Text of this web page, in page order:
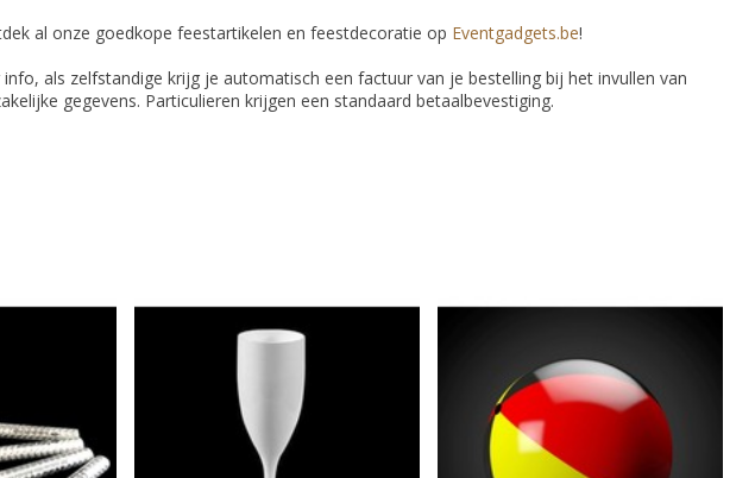
al onze goedkope feestartikelen en feestdecoratie op Eventgadgets.be!
info, als zelfstandige krijg je automatisch een factuur van je bestelling bij het invullen van
gegevens. Particulieren krijgen een standaard betaalbevestiging.